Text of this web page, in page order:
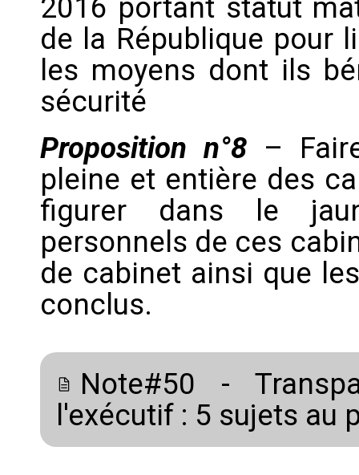
2016 portant statut
de la République pour
les moyens dont ils
sécurité
Proposition n°8 –
pleine et entière des
figurer dans le
personnels de ces
de cabinet ainsi que
conclus.
Note#50 -
l'exécutif : 5 sujets au